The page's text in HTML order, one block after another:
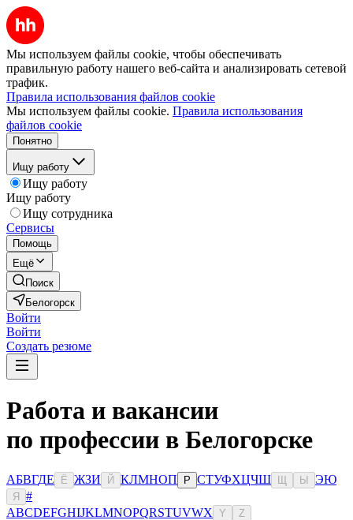
Мы используем файлы cookie, чтобы обеспечивать
правильную работу нашего веб-сайта и анализировать сетевой
трафик.
Правила использования файлов cookie
Мы используем файлы cookie. Правила использования
файлов cookie
Понятно
Ищу работу
Ищу работу
Ищу работу
Ищу сотрудника
Сервисы
Помощь
Ещё
Поиск
Белогорск
Войти
Войти
Создать резюме
Работа и вакансии
по профессии в Белогорске
АБВГДЕ Ё ЖЗИ Й КЛМНОП Р СТУФХЦЧШ Ы ЭЮ
Я
#
ABCDEFGHIJKLMNOPQRSTUVWX Y Z